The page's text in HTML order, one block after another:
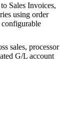
Sales Invoices,
using order
sales, processor
G/L account